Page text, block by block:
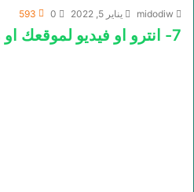
midodiw يناير 5, 2022 0
593
7- انترو او فيديو لموقعك او منتجك